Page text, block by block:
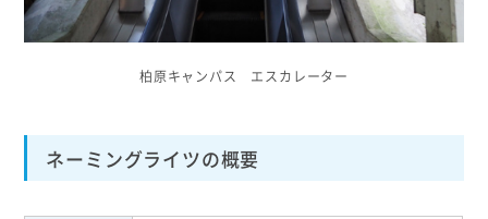
柏原キャンパス エスカレーター
ネーミングライツの概要